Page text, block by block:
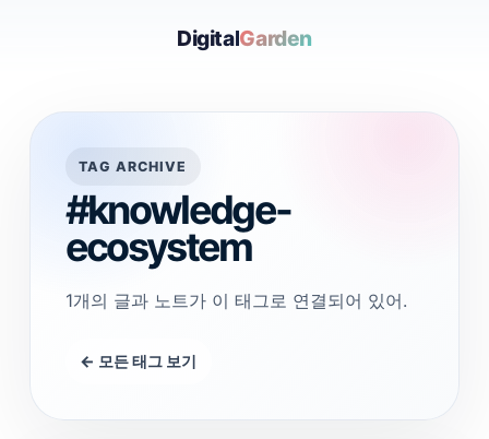
DigitalGarden
TAG ARCHIVE
#knowledge-
ecosystem
1개의 글과 노트가 이 태그로 연결되어 있어.
← 모든 태그 보기